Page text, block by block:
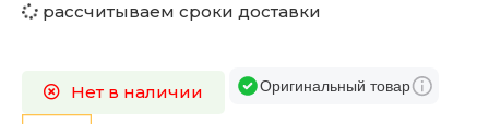
рассчитываем сроки доставки
Нет в наличии Оригинальный товар